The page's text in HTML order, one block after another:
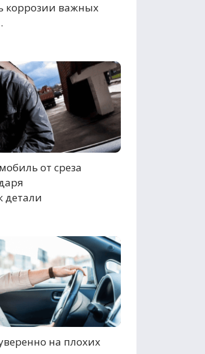
коррозии важных
от среза
детали
на плохих